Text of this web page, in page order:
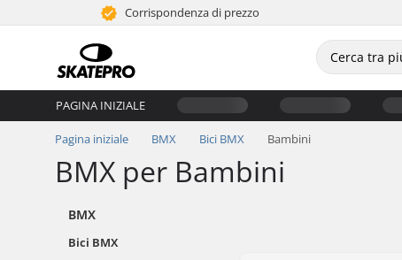
Corrispondenza di prezzo
PAGINA INIZIALE
Pagina iniziale BMX Bici BMX Bambini
BMX per Bambini
BMX
Bici BMX